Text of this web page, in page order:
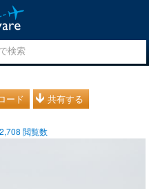
ード 共有する
2,708 閲覧数